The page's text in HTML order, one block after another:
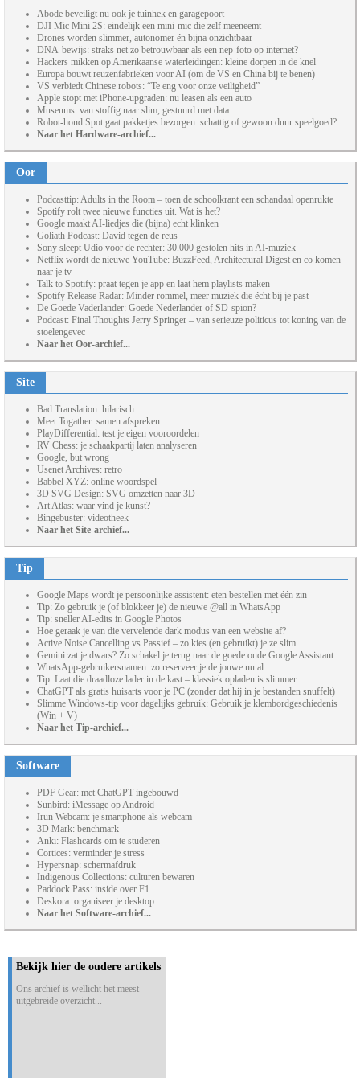
Abode beveiligt nu ook je tuinhek en garagepoort
DJI Mic Mini 2S: eindelijk een mini-mic die zelf meeneemt
Drones worden slimmer, autonomer én bijna onzichtbaar
DNA-bewijs: straks net zo betrouwbaar als een nep-foto op internet?
Hackers mikken op Amerikaanse waterleidingen: kleine dorpen in de knel
Europa bouwt reuzenfabrieken voor AI (om de VS en China bij te benen)
VS verbiedt Chinese robots: “Te eng voor onze veiligheid”
Apple stopt met iPhone-upgraden: nu leasen als een auto
Museums: van stoffig naar slim, gestuurd met data
Robot-hond Spot gaat pakketjes bezorgen: schattig of gewoon duur speelgoed?
Naar het Hardware-archief...
Oor
Podcasttip: Adults in the Room – toen de schoolkrant een schandaal openrukte
Spotify rolt twee nieuwe functies uit. Wat is het?
Google maakt AI-liedjes die (bijna) echt klinken
Goliath Podcast: David tegen de reus
Sony sleept Udio voor de rechter: 30.000 gestolen hits in AI-muziek
Netflix wordt de nieuwe YouTube: BuzzFeed, Architectural Digest en co komen
naar je tv
Talk to Spotify: praat tegen je app en laat hem playlists maken
Spotify Release Radar: Minder rommel, meer muziek die écht bij je past
De Goede Vaderlander: Goede Nederlander of SD-spion?
Podcast: Final Thoughts Jerry Springer – van serieuze politicus tot koning van de
stoelengevec
Naar het Oor-archief...
Site
Bad Translation: hilarisch
Meet Togather: samen afspreken
PlayDifferential: test je eigen vooroordelen
RV Chess: je schaakpartij laten analyseren
Google, but wrong
Usenet Archives: retro
Babbel XYZ: online woordspel
3D SVG Design: SVG omzetten naar 3D
Art Atlas: waar vind je kunst?
Bingebuster: videotheek
Naar het Site-archief...
Tip
Google Maps wordt je persoonlijke assistent: eten bestellen met één zin
Tip: Zo gebruik je (of blokkeer je) de nieuwe @all in WhatsApp
Tip: sneller AI-edits in Google Photos
Hoe geraak je van die vervelende dark modus van een website af?
Active Noise Cancelling vs Passief – zo kies (en gebruikt) je ze slim
Gemini zat je dwars? Zo schakel je terug naar de goede oude Google Assistant
WhatsApp-gebruikersnamen: zo reserveer je de jouwe nu al
Tip: Laat die draadloze lader in de kast – klassiek opladen is slimmer
ChatGPT als gratis huisarts voor je PC (zonder dat hij in je bestanden snuffelt)
Slimme Windows-tip voor dagelijks gebruik: Gebruik je klembordgeschiedenis
(Win + V)
Naar het Tip-archief...
Software
PDF Gear: met ChatGPT ingebouwd
Sunbird: iMessage op Android
Irun Webcam: je smartphone als webcam
3D Mark: benchmark
Anki: Flashcards om te studeren
Cortices: verminder je stress
Hypersnap: schermafdruk
Indigenous Collections: culturen bewaren
Paddock Pass: inside over F1
Deskora: organiseer je desktop
Naar het Software-archief...
Bekijk hier de oudere artikels
Ons archief is wellicht het meest
uitgebreide overzicht...